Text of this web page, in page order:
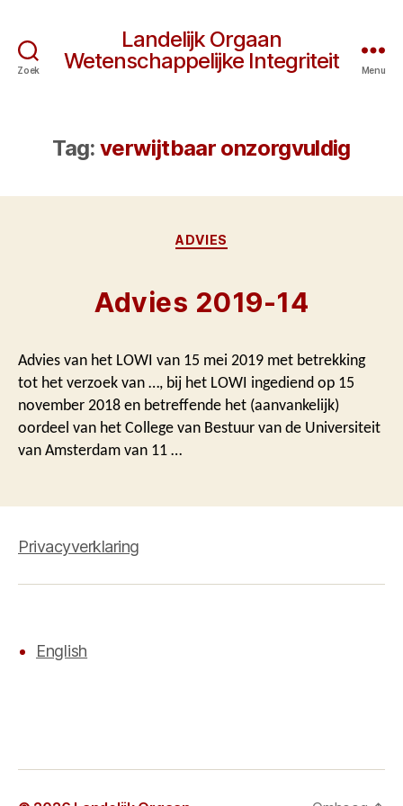
Zoek
Landelijk Orgaan
Wetenschappelijke Integriteit
Menu
Tag: verwijtbaar onzorgvuldig
Categorieën
ADVIES
Advies 2019-14
Advies van het LOWI van 15 mei 2019 met betrekking
tot het verzoek van …, bij het LOWI ingediend op 15
november 2018 en betreffende het (aanvankelijk)
oordeel van het College van Bestuur van de Universiteit
van Amsterdam van 11 …
Privacyverklaring
English